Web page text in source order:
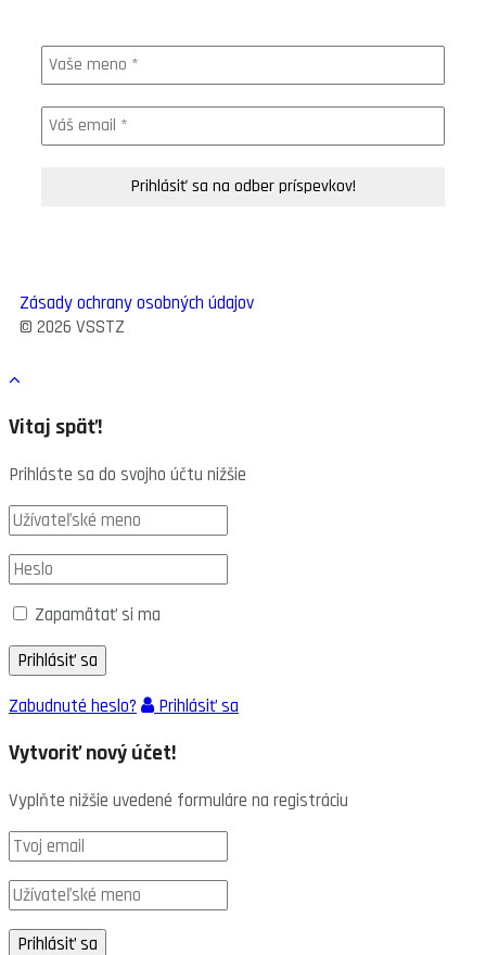
Zásady ochrany osobných údajov
© 2026 VSSTZ
Vitaj späť!
Prihláste sa do svojho účtu nižšie
Zapamätať si ma
Zabudnuté heslo? Prihlásiť sa
Vytvoriť nový účet!
Vyplňte nižšie uvedené formuláre na registráciu